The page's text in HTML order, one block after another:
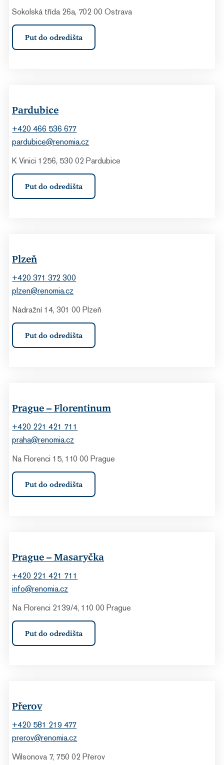
Sokolská třída 26a, 702 00 Ostrava
Put do odredišta
Pardubice
+420 466 536 677
pardubice@renomia.cz
K Vinici 1256, 530 02 Pardubice
Put do odredišta
Plzeň
+420 371 372 300
plzen@renomia.cz
Nádražní 14, 301 00 Plzeň
Put do odredišta
Prague – Florentinum
+420 221 421 711
praha@renomia.cz
Na Florenci 15, 110 00 Prague
Put do odredišta
Prague – Masaryčka
+420 221 421 711
info@renomia.cz
Na Florenci 2139/4, 110 00 Prague
Put do odredišta
Přerov
+420 581 219 477
prerov@renomia.cz
Wilsonova 7, 750 02 Přerov